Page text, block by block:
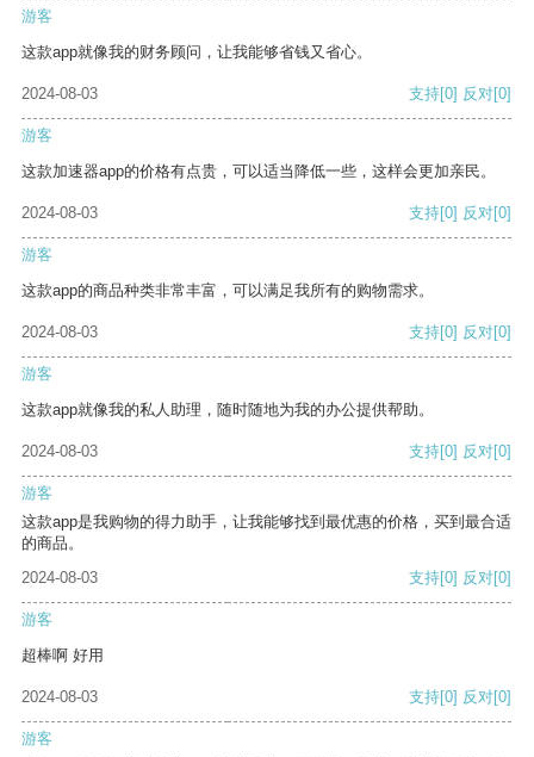
游客
这款app就像我的财务顾问，让我能够省钱又省心。
2024-08-03 支持[0] 反对[0]
游客
这款加速器app的价格有点贵，可以适当降低一些，这样会更加亲民。
2024-08-03 支持[0] 反对[0]
游客
这款app的商品种类非常丰富，可以满足我所有的购物需求。
2024-08-03 支持[0] 反对[0]
游客
这款app就像我的私人助理，随时随地为我的办公提供帮助。
2024-08-03 支持[0] 反对[0]
游客
这款app是我购物的得力助手，让我能够找到最优惠的价格，买到最合适
的商品。
2024-08-03
支持[0] 反对[0]
游客
超棒啊 好用
2024-08-03 支持[0] 反对[0]
游客